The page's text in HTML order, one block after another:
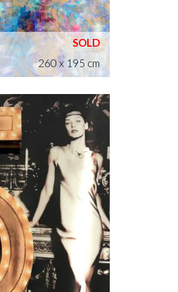
260 x 195 cm